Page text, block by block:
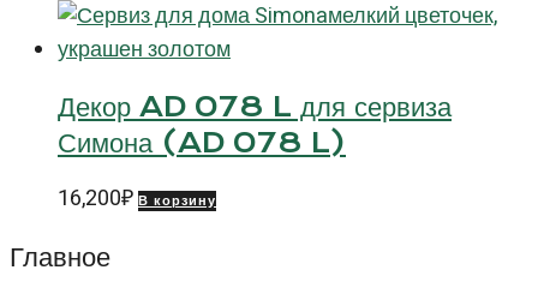
Декор AD 078 L для сервиза
Симона (AD 078 L)
16,200₽ В корзину
Главное